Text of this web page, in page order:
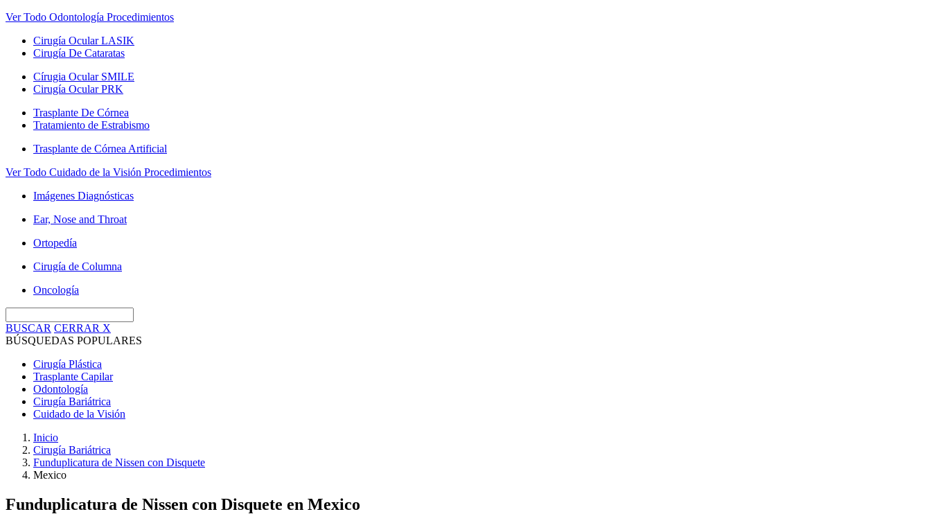
Ver Todo Odontología Procedimientos
Cirugía Ocular LASIK
Cirugía De Cataratas
Círugia Ocular SMILE
Cirugía Ocular PRK
Trasplante De Córnea
Tratamiento de Estrabismo
Trasplante de Córnea Artificial
Ver Todo Cuidado de la Visión Procedimientos
Imágenes Diagnósticas
Ear, Nose and Throat
Ortopedía
Cirugía de Columna
Oncología
BUSCAR CERRAR X
BÚSQUEDAS POPULARES
Cirugía Plástica
Trasplante Capilar
Odontología
Cirugía Bariátrica
Cuidado de la Visión
Inicio
Cirugía Bariátrica
Funduplicatura de Nissen con Disquete
Mexico
Funduplicatura de Nissen con Disquete en Mexico